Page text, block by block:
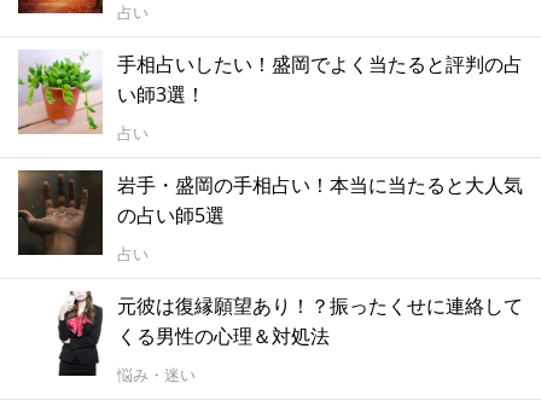
占い
手相占いしたい！盛岡でよく当たると評判の占
い師3選！
占い
岩手・盛岡の手相占い！本当に当たると大人気
の占い師5選
占い
元彼は復縁願望あり！？振ったくせに連絡して
くる男性の心理＆対処法
悩み・迷い